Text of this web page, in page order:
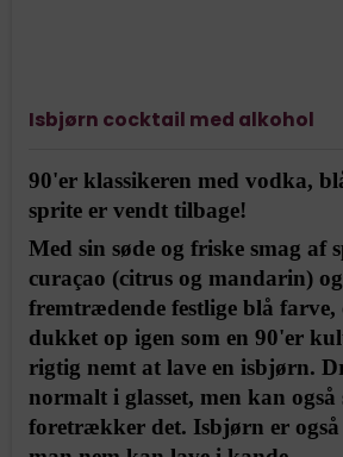
Isbjørn cocktail med alkohol
90'er klassikeren med vodka,
sprite er vendt tilbage!
Med sin søde og friske smag af
curaçao (citrus og mandarin)
fremtrædende festlige blå farve,
dukket op igen som en 90'er
rigtig nemt at lave en isbjørn.
normalt i glasset, men kan også
foretrækker det. Isbjørn er